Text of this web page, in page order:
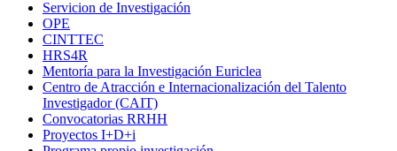
Servicion de Investigación
OPE
CINTTEC
HRS4R
Mentoría para la Investigación Euriclea
Centro de Atracción e Internacionalización del Talento
Investigador (CAIT)
Convocatorias RRHH
Proyectos I+D+i